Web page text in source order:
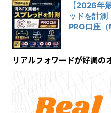
【2026年
ッドを計測
PRO口座（
リアルフォワードが好調の